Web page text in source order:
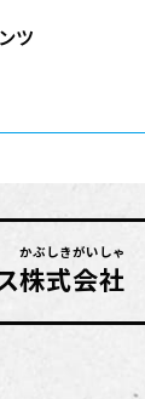
ツ
株式会社
かぶしきがいしゃ